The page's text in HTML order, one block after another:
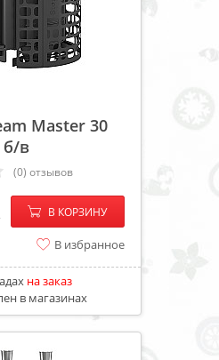
Master 30
б/в
(0) отзывов
− +
В КОРЗИНУ
В избранное
на заказ
в магазинах